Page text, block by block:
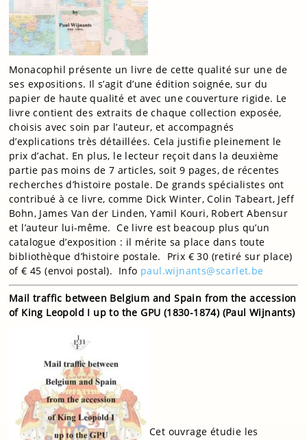
Monacophil présente un livre de cette qualité sur une de
ses expositions. Il s’agit d’une édition soignée, sur du
papier de haute qualité et avec une couverture rigide. Le
livre contient des extraits de chaque collection exposée,
choisis avec soin par l’auteur, et accompagnés
d’explications très détaillées. Cela justifie pleinement le
prix d’achat. En plus, le lecteur reçoit dans la deuxième
partie pas moins de 7 articles, soit 9 pages, de récentes
recherches d’histoire postale. De grands spécialistes ont
contribué à ce livre, comme Dick Winter, Colin Tabeart, Jeff
Bohn, James Van der Linden, Yamil Kouri, Robert Abensur
et l’auteur lui-même. Ce livre est beacoup plus qu’un
catalogue d’exposition : il mérite sa place dans toute
bibliothèque d’histoire postale. Prix € 30 (retiré sur place)
of € 45 (envoi postal). Info paul.wijnants@scarlet.be
Mail traffic between Belgium and Spain from the accession
of King Leopold I up to the GPU (1830-1874) (Paul Wijnants)
Cet ouvrage étudie les